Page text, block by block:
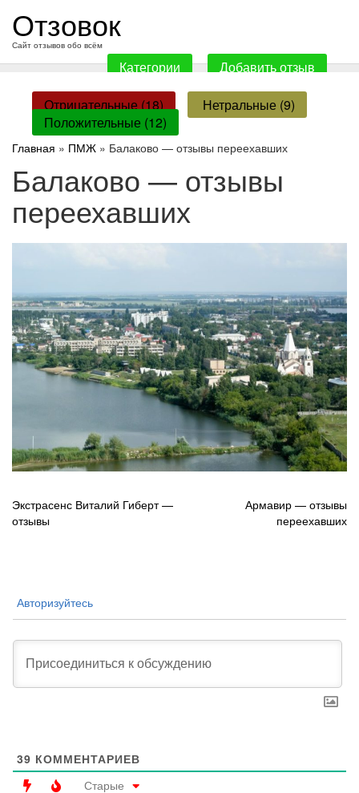
содержанию
Отзовок
Сайт отзывов обо всём
Категории Добавить отзыв
Отрицательные (18)
Нетральные (9)
Положительные (12)
Главная » ПМЖ » Балаково — отзывы переехавших
Балаково — отзывы
переехавших
Навигация
по
Экстрасенс Виталий Гиберт —
отзывы
Армавир — отзывы
переехавших
Авторизуйтесь
39 КОММЕНТАРИЕВ
Старые